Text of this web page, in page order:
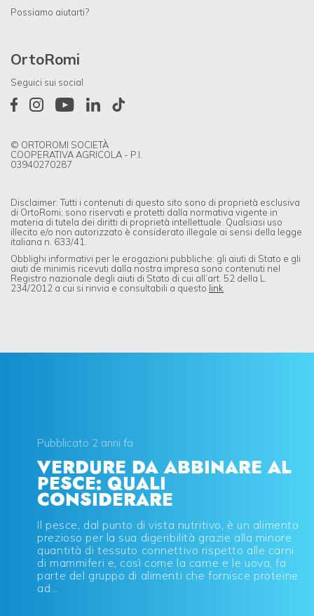
Possiamo aiutarti?
OrtoRomi
Seguici sui social
© ORTOROMI SOCIETÀ
COOPERATIVA AGRICOLA - P.I.
03940270287
Disclaimer: Tutti i contenuti di questo sito sono di proprietà esclusiva
di OrtoRomi; sono riservati e protetti dalla normativa vigente in
materia di tutela dei diritti di proprietà intellettuale. Qualsiasi uso
illecito e/o non autorizzato è considerato illegale ai sensi della legge
italiana n. 633/41.
Obblighi informativi per le erogazioni pubbliche: gli aiuti di Stato e gli
aiuti de minimis ricevuti dalla nostra impresa sono contenuti nel
Registro nazionale degli aiuti di Stato di cui all’art. 52 della L.
234/2012 a cui si rinvia e consultabili a questo link
Pubblicato 2 anni fa
VERDURE DA ABBINARE AL
PESCE: QUALI
CONSIDERARE
Il pesce, dal punto di vista nutritivo, è un alimento
prezioso per la sua digeribilità grazie alla minore
quantità di tessuto connettivo rispetto alle carni
di mammiferi e, così come la carne e le uova, fa
parte del gruppo di alimenti che fornisce proteine
ad...